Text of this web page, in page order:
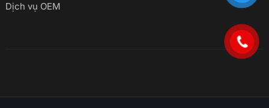
Dịch vụ OEM